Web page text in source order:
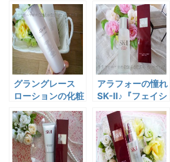
グラングレース
ローションの化粧
もエイジングケア
♪
アラフォーの憧れ
SK-Ⅱ♪『フェイシ
ント エッセン
ス』噂のピテラ！